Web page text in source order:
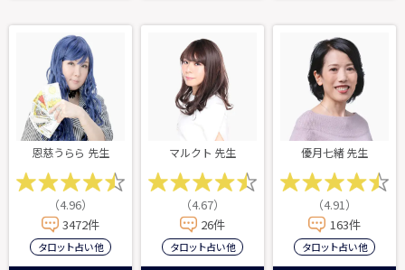
恩慈うらら 先生
（4.96）
3472件
タロット占い 他
マルクト 先生
（4.67）
26件
タロット占い 他
優月七緒 先生
（4.91）
163件
タロット占い 他